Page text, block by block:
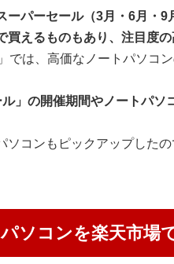
ーパーセール（3月・6月・9
えるものもあり、注目度の
では、高価なノートパソコ
」の開催期間やノートパソ
ソコンもピックアップした
ソコンを楽天市場